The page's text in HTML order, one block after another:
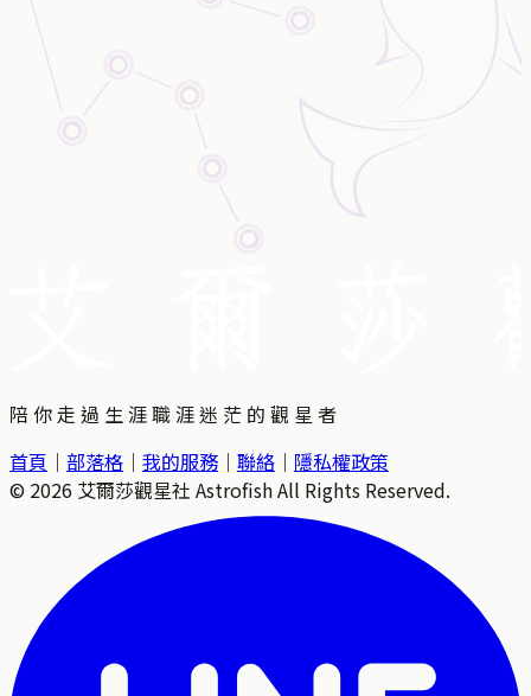
陪 你 走 過 生 涯 職 涯 迷 茫 的 觀 星 者
首頁 ｜ 部落格 ｜ 我的服務 ｜ 聯絡 ｜ 隱私權政策
© 2026 艾爾莎觀星社 Astrofish All Rights Reserved.